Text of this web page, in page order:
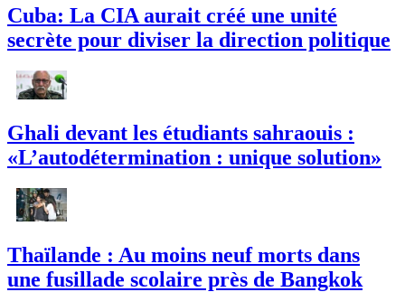
Cuba: La CIA aurait créé une unité
secrète pour diviser la direction politique
Ghali devant les étudiants sahraouis :
«L’autodétermination : unique solution»
Thaïlande : Au moins neuf morts dans
une fusillade scolaire près de Bangkok